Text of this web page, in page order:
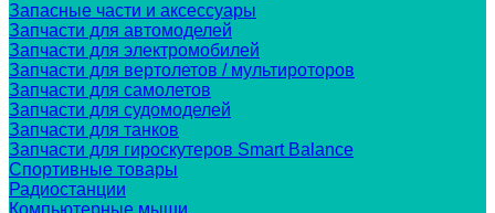
Запасные части и аксессуары
Запчасти для автомоделей
Запчасти для электромобилей
Запчасти для вертолетов / мультироторов
Запчасти для самолетов
Запчасти для судомоделей
Запчасти для танков
Запчасти для гироскутеров Smart Balance
Спортивные товары
Радиостанции
Компьютерные мыши